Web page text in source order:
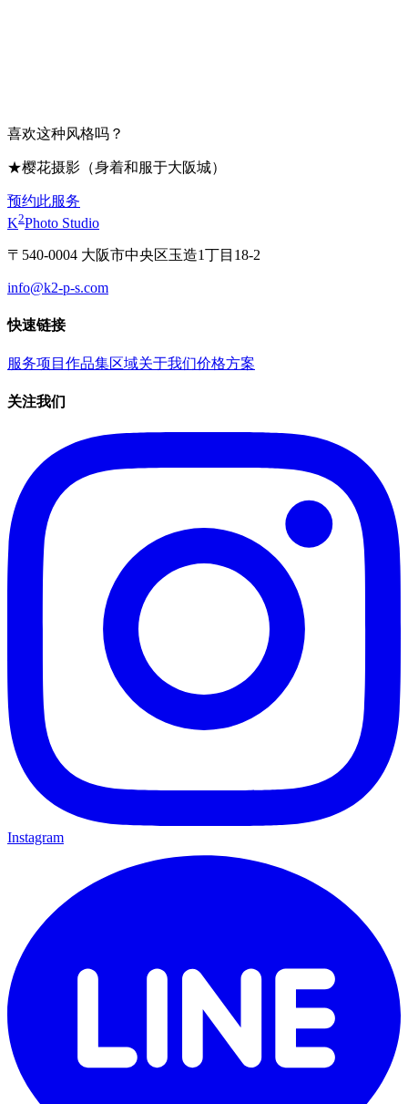
喜欢这种风格吗？
★樱花摄影（身着和服于大阪城）
预约此服务
K2Photo Studio
〒540-0004 大阪市中央区玉造1丁目18-2
info@k2-p-s.com
快速链接
服务项目 作品集区域关于我们价格方案
关注我们
Instagram